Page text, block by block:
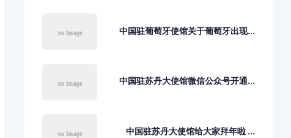
中国驻葡萄牙使馆关于葡萄牙出现...
中国驻苏丹大使馆微信公众号开通...
中国驻苏丹大使馆给大家拜年啦 ...